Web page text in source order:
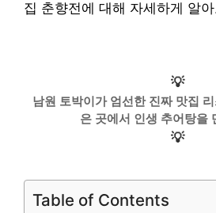
집 춘향전에 대해 자세하게 알
💡
남원 토박이가 엄선한 진짜 맛집
은 곳에서 인생 추어탕을
💡
Table of Contents